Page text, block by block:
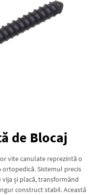
de Blocaj
vite canulate reprezintă o
Sistemul precis
și placă, transformând
construct stabil. Această